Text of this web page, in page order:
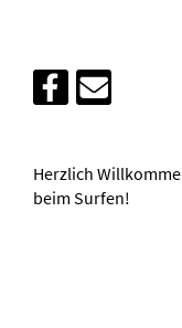
Herzlich
beim Surfen!